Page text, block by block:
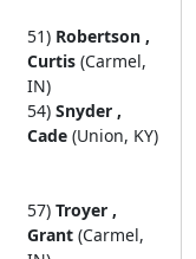
51) Robertson ,
Curtis (Carmel,
IN)
54) Snyder ,
Cade (Union, KY)
57) Troyer ,
Grant (Carmel,